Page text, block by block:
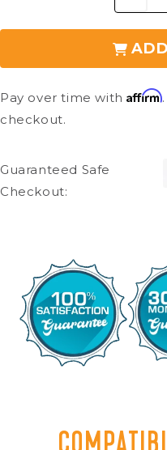
Diámetro de la
Planeadores traseros:
Longitud: 2,5"
Ancho: 1,25"
Empuñaduras de mano:
Longitud: 5"
Ancho: 1"
Pay over time withAffirm
checkout.
Guaranteed Safe
Checkout: